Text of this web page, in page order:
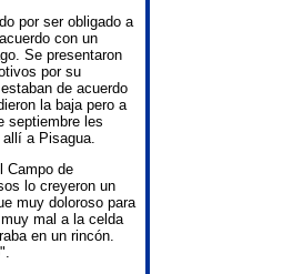
por ser obligado a
con un
Se presentaron
por su
de acuerdo
la baja pero a
septiembre les
allí a Pisagua.
Campo de
lo creyeron un
muy doloroso para
mal a la celda
en un rincón.